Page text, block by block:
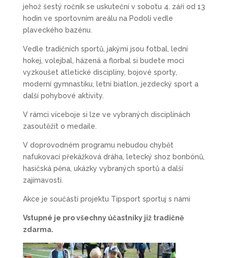
jehož šestý ročník se uskuteční v sobotu 4. září od 13
hodin ve sportovním areálu na Podolí vedle
plaveckého bazénu.
Vedle tradičních sportů, jakými jsou fotbal, lední
hokej, volejbal, házená a florbal si budete moci
vyzkoušet atletické disciplíny, bojové sporty,
moderní gymnastiku, letní biatlon, jezdecký sport a
další pohybové aktivity.
V rámci víceboje si lze ve vybraných disciplínách
zasoutěžit o medaile.
V doprovodném programu nebudou chybět
nafukovací překážková dráha, letecký shoz bonbónů,
hasičská pěna, ukázky vybraných sportů a další
zajímavosti.
Akce je součástí projektu Tipsport sportuj s námi
Vstupné je pro všechny účastníky již tradičně
zdarma.